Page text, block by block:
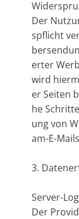
Der
spflicht
erter
wird
er Seiten
he
ung von
am-E-
3.
Server-
Der